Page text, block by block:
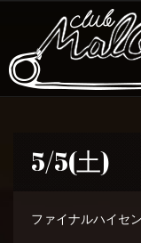
5/5(土)
ファイナルハイセ